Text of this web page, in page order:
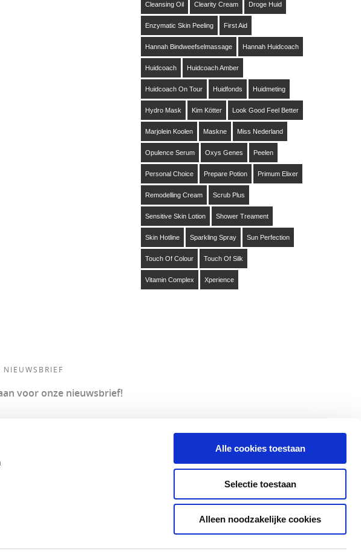
Alle cookies toestaan
Selectie toestaan
Alleen noodzakelijke cookies
Cleansing Oil Clearity Cream Droge Huid
Enzymatic Skin Peeling First Aid
Hannah Bindweefselmassage Hannah Huidcoach
Huidcoach Huidcoach Amber
Huidcoach On Tour Huidfonds Huidmeting
Hydro Mask Kim Kötter Look Good Feel Better
Marjolein Koolen Maskne Miss Nederland
Opulence Serum Oxys Genes Peelen
Personal Choice Prepare Potion Primum Elixer
Remodelling Cream Scrub Plus
Sensitive Skin Lotion Shower Treament
Skin Hotline Sparkling Spray Sun Perfection
Touch Of Colour Touch Of Silk
Vitamin Complex Xperience
voor onze nieuwsbrief!
maakt onderdeel uit van Elha Cosmetics International BV